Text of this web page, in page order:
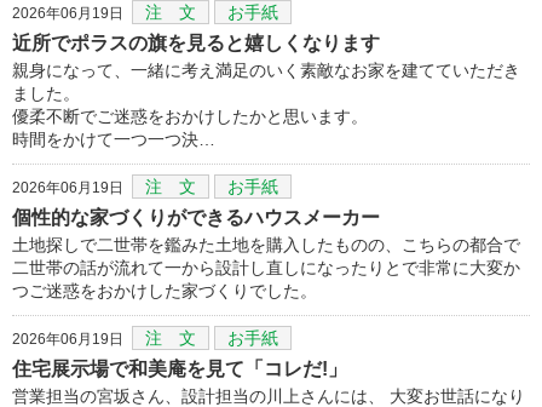
2026年06月19日 注 文 お手紙
近所でポラスの旗を見ると嬉しくなります
親身になって、一緒に考え満足のいく素敵なお家を建てていただき
ました。
優柔不断でご迷惑をおかけしたかと思います。
時間をかけて一つ一つ決…
2026年06月19日 注 文 お手紙
個性的な家づくりができるハウスメーカー
土地探しで二世帯を鑑みた土地を購入したものの、こちらの都合で
二世帯の話が流れて一から設計し直しになったりとで非常に大変か
つご迷惑をおかけした家づくりでした。
2026年06月19日 注 文 お手紙
住宅展示場で和美庵を見て「コレだ!」
営業担当の宮坂さん、設計担当の川上さんには、 大変お世話になり